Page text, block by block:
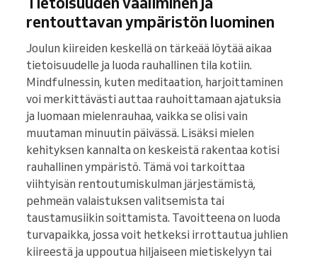
rentouttavan ympäristön luominen
Joulun kiireiden keskellä on tärkeää löytää aikaa
tietoisuudelle ja luoda rauhallinen tila kotiin.
Mindfulnessin, kuten meditaation, harjoittaminen
voi merkittävästi auttaa rauhoittamaan ajatuksia
ja luomaan mielenrauhaa, vaikka se olisi vain
muutaman minuutin päivässä. Lisäksi mielen
kehityksen kannalta on keskeistä rakentaa kotisi
rauhallinen ympäristö. Tämä voi tarkoittaa
viihtyisän rentoutumiskulman järjestämistä,
pehmeän valaistuksen valitsemista tai
taustamusiikin soittamista. Tavoitteena on luoda
turvapaikka, jossa voit hetkeksi irrottautua juhlien
kiireestä ja uppoutua hiljaiseen mietiskelyyn tai